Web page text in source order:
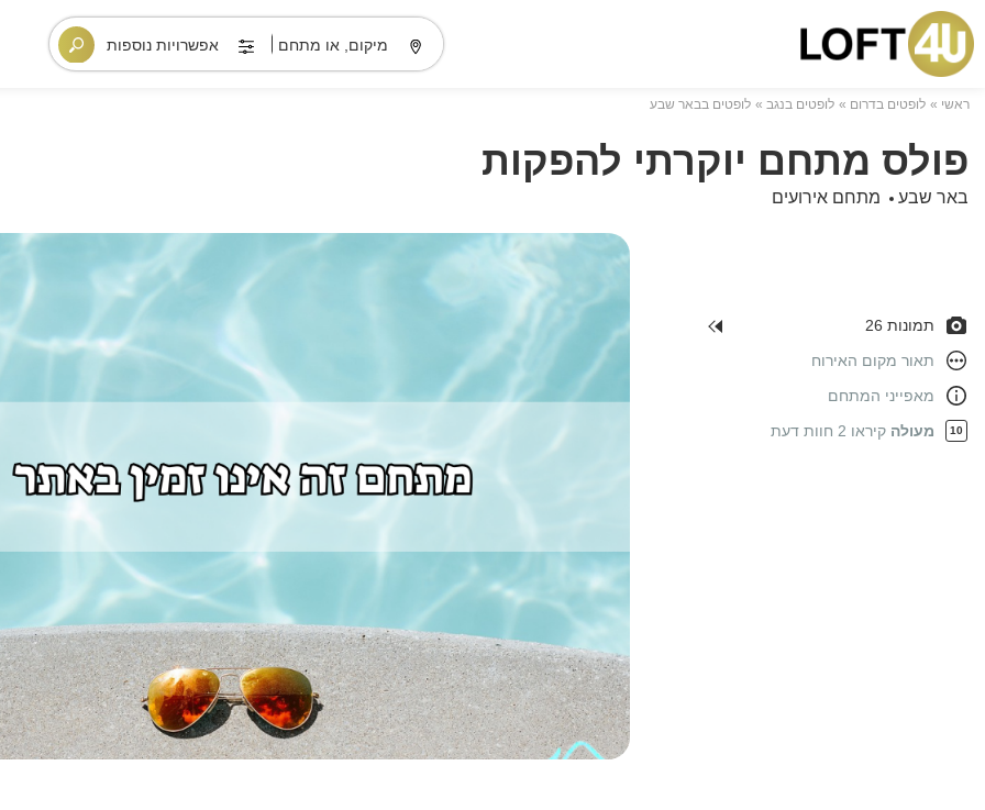
מיקום, או מתחם אפשרויות נוספות
ראשי לופטים בדרום לופטים בנגב לופטים בבאר שבע
פולס מתחם יוקרתי להפקות
באר שבע מתחם אירועים
תמונות 26
תאור מקום האירוח
מאפייני המתחם
10 מעולה קיראו 2 חוות דעת